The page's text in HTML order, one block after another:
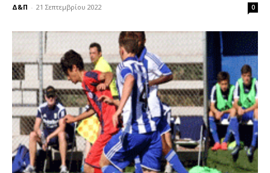
Δ&Π - 21 Σεπτεμβρίου 2022 0